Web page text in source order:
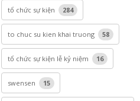
tổ chức sự kiện 284
to chuc su kien khai truong 58
tổ chức sự kiện lễ kỷ niệm 16
swensen 15